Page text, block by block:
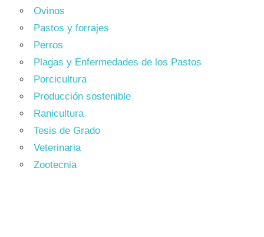
Ovinos
Pastos y forrajes
Perros
Plagas y Enfermedades de los Pastos
Porcicultura
Producción sostenible
Ranicultura
Tesis de Grado
Veterinaria
Zootecnia